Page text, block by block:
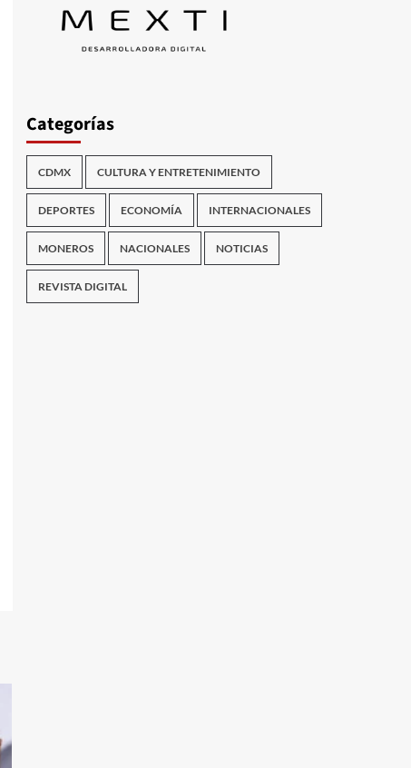
Categorías
CDMX CULTURA Y ENTRETENIMIENTO
DEPORTES ECONOMÍA INTERNACIONALES
MONEROS NACIONALES NOTICIAS
REVISTA DIGITAL